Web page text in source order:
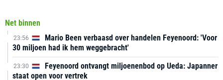
Net binnen
23:56
Mario Been verbaasd over handelen Feyenoord: 'Voor
30 miljoen had ik hem weggebracht'
23:30
Feyenoord ontvangt miljoenenbod op Ueda: Japanner
staat open voor vertrek